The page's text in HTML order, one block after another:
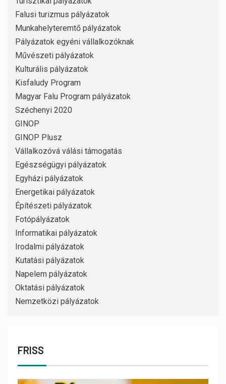
Falusi turizmus pályázatok
Munkahelyteremtő pályázatok
Pályázatok egyéni vállalkozóknak
Művészeti pályázatok
Kulturális pályázatok
Kisfaludy Program
Magyar Falu Program pályázatok
Széchenyi 2020
GINOP
GINOP Plusz
Vállalkozóvá válási támogatás
Egészségügyi pályázatok
Egyházi pályázatok
Energetikai pályázatok
Építészeti pályázatok
Fotópályázatok
Informatikai pályázatok
Irodalmi pályázatok
Kutatási pályázatok
Napelem pályázatok
Oktatási pályázatok
Nemzetközi pályázatok
FRISS